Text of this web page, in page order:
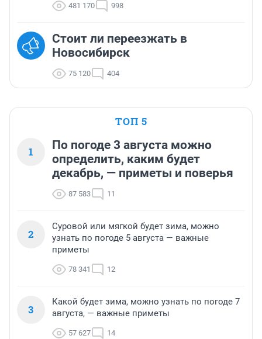
481 170 998
Стоит ли переезжать в
Новосибирск
75 120 404
ТОП 5
1
По погоде 3 августа можно
определить, каким будет
декабрь, — приметы и поверья
87 583 11
2
Суровой или мягкой будет зима, можно
узнать по погоде 5 августа — важные
приметы
78 341 12
3
Какой будет зима, можно узнать по погоде 7
августа, — важные приметы
57 627 14